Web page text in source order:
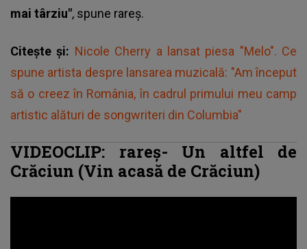
mai târziu", spune rareș.
Citește și: Nicole Cherry a lansat piesa "Melo". Ce
spune artista despre lansarea muzicală: "Am început
să o creez în România, în cadrul primului meu camp
artistic alături de songwriteri din Columbia"
VIDEOCLIP: rareș- Un altfel de
Crăciun (Vin acasă de Crăciun)